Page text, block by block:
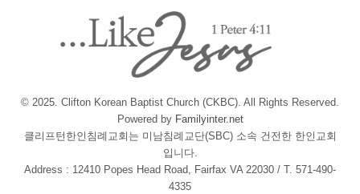
© 2025. Clifton Korean Baptist Church (CKBC). All Rights Reserved.
Powered by Familyinter.net
클리프턴한인침례교회는 미남침례교단(SBC) 소속 건전한 한인교회
입니다.
Address : 12410 Popes Head Road, Fairfax VA 22030 / T. 571-490-
4335